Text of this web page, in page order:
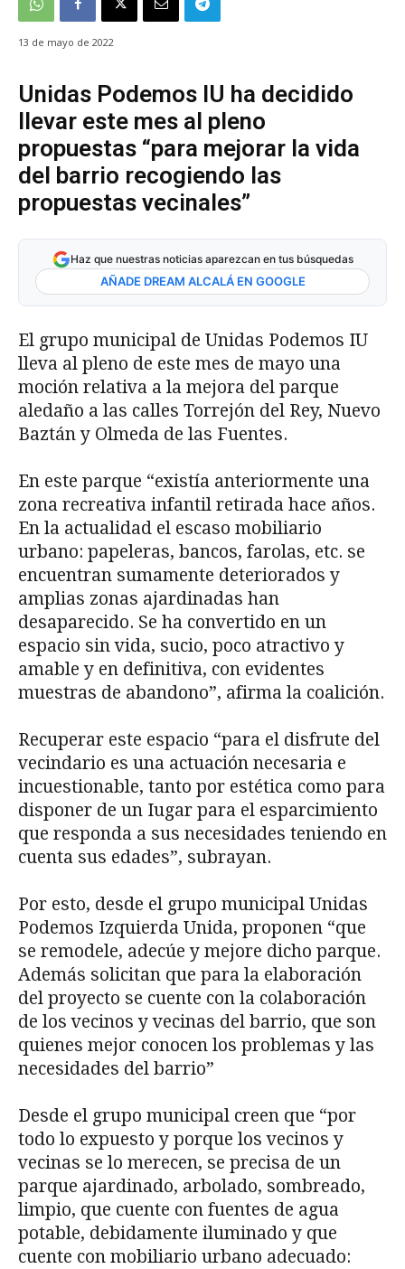
13 de mayo de 2022
Unidas Podemos IU ha decidido
llevar este mes al pleno
propuestas “para mejorar la vida
del barrio recogiendo las
propuestas vecinales”
Haz que nuestras noticias aparezcan en tus búsquedas
AÑADE DREAM ALCALÁ EN GOOGLE
El grupo municipal de Unidas Podemos IU
lleva al pleno de este mes de mayo una
moción relativa a la mejora del parque
aledaño a las calles Torrejón del Rey, Nuevo
Baztán y Olmeda de las Fuentes.
En este parque “existía anteriormente una
zona recreativa infantil retirada hace años.
En la actualidad el escaso mobiliario
urbano: papeleras, bancos, farolas, etc. se
encuentran sumamente deteriorados y
amplias zonas ajardinadas han
desaparecido. Se ha convertido en un
espacio sin vida, sucio, poco atractivo y
amable y en definitiva, con evidentes
muestras de abandono”, afirma la coalición.
Recuperar este espacio “para el disfrute del
vecindario es una actuación necesaria e
incuestionable, tanto por estética como para
disponer de un Iugar para el esparcimiento
que responda a sus necesidades teniendo en
cuenta sus edades”, subrayan.
Por esto, desde el grupo municipal Unidas
Podemos Izquierda Unida, proponen “que
se remodele, adecúe y mejore dicho parque.
Además solicitan que para la elaboración
del proyecto se cuente con la colaboración
de los vecinos y vecinas del barrio, que son
quienes mejor conocen los problemas y las
necesidades del barrio”
Desde el grupo municipal creen que “por
todo lo expuesto y porque los vecinos y
vecinas se lo merecen, se precisa de un
parque ajardinado, arbolado, sombreado,
limpio, que cuente con fuentes de agua
potable, debidamente iluminado y que
cuente con mobiliario urbano adecuado: